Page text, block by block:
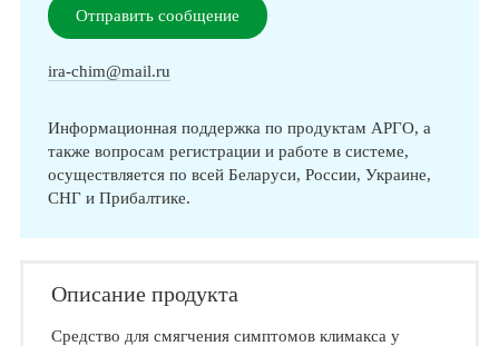
Отправить сообщение
ira-chim@mail.ru
Информационная поддержка по продуктам АРГО, а
также вопросам регистрации и работе в системе,
осуществляется по всей Беларуси, России, Украине,
СНГ и Прибалтике.
Описание продукта
Средство для смягчения симптомов климакса у